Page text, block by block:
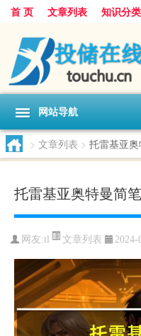
首 页 文章列表 知识分类
网站导航
> 文章列表 > 托雷基亚奥
托雷基亚奥特曼简
网友:tl 文章列表 2024-